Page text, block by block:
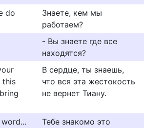
do
Знаете, кем мы
работаем?
- Вы знаете где все
находятся?
this
В сердце, ты знаешь,
что вся эта жестокость
не вернет Тиану.
Тебе знакомо это